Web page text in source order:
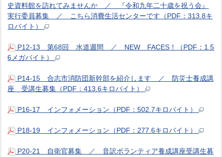
史資料館を訪れてみませんか ／ 『令和九年二十歳を祝う会』
実行委員募集 ／ こちら消費生活センターです（PDF：313.8キ
ロバイト）
P12-13 第68回 水道週間 ／ NEW FACES！（PDF：1.5
6メガバイト）
P14-15 合志市消防団新幹部を紹介します ／ 防災士養成講
座 受講生募集（PDF：413.6キロバイト）
P16-17 インフォメーション（PDF：502.7キロバイト）
P18-19 インフォメーション（PDF：277.6キロバイト）
P20-21 自衛官募集 ／ 音訳ボランティア養成講座受講生募